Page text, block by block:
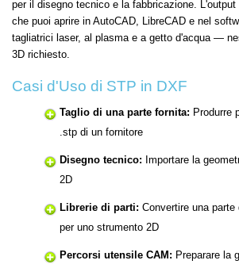
per il disegno tecnico e la fabbricazione.
che puoi aprire in AutoCAD, LibreCAD e nel
tagliatrici laser, al plasma e a getto d'acqua —
3D richiesto.
Casi d'Uso di STP in DXF
Taglio di una parte fornita: Produrre
.stp di un fornitore
Disegno tecnico: Importare la
2D
Librerie di parti: Convertire una
per uno strumento 2D
Percorsi utensile CAM: Preparare la